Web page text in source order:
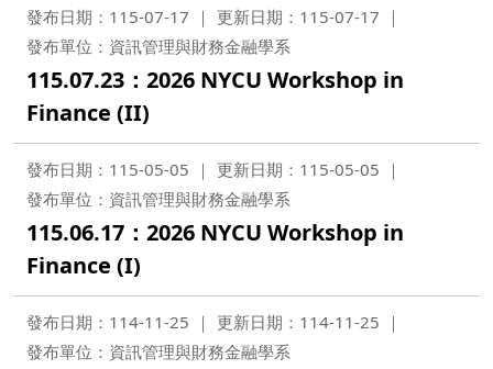
發布日期：115-07-17
更新日期：115-07-17
發布單位：資訊管理與財務金融學系
115.07.23：2026 NYCU Workshop in
Finance (II)
發布日期：115-05-05
更新日期：115-05-05
發布單位：資訊管理與財務金融學系
115.06.17：2026 NYCU Workshop in
Finance (I)
發布日期：114-11-25
更新日期：114-11-25
發布單位：資訊管理與財務金融學系